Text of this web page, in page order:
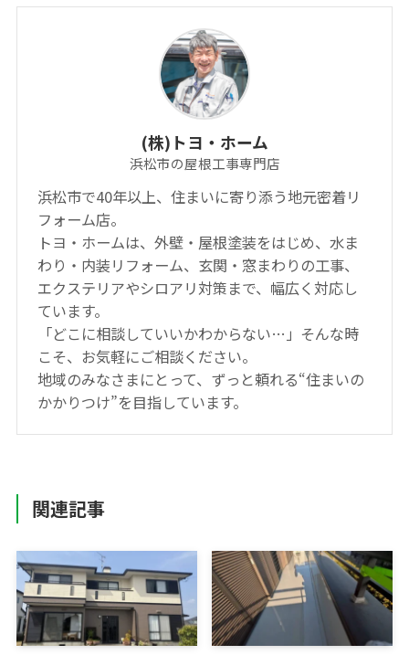
(株)トヨ・ホーム
浜松市の屋根工事専門店
浜松市で40年以上、住まいに寄り添う地元密着リ
フォーム店。
トヨ・ホームは、外壁・屋根塗装をはじめ、水ま
わり・内装リフォーム、玄関・窓まわりの工事、
エクステリアやシロアリ対策まで、幅広く対応し
ています。
「どこに相談していいかわからない…」そんな時
こそ、お気軽にご相談ください。
地域のみなさまにとって、ずっと頼れる“住まいの
かかりつけ”を目指しています。
関連記事